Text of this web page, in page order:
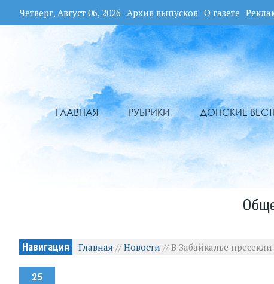
Четверг, Август 06, 2026 Архив выпусков О газете
ГЛАВНАЯ РУБРИКИ ДОНСКИЕ
Навигация Главная //Новости //В Забайкалье
25